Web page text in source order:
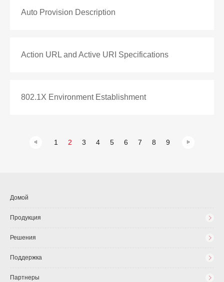
Auto Provision Description
Action URL and Active URI Specifications
802.1X Environment Establishment
1 2 3 4 5 6 7 8 9
Домой
Продукция
Решения
Поддержка
Партнеры